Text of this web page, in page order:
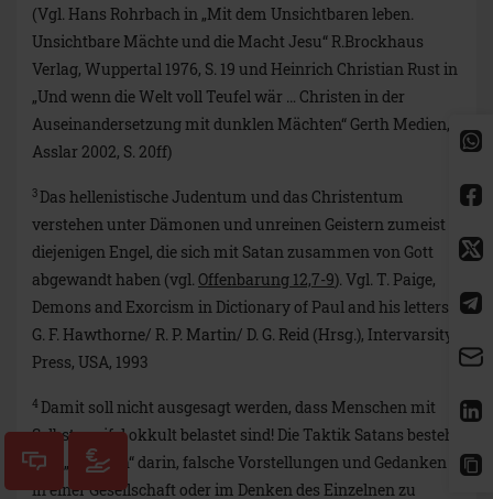
(Vgl. Hans Rohrbach in „Mit dem Unsichtbaren leben.
Unsichtbare Mächte und die Macht Jesu“ R.Brockhaus
Verlag, Wuppertal 1976, S. 19 und Heinrich Christian Rust in
„Und wenn die Welt voll Teufel wär … Christen in der
Auseinandersetzung mit dunklen Mächten“ Gerth Medien,
Asslar 2002, S. 20ff)
3 Das hellenistische Judentum und das Christentum
verstehen unter Dämonen und unreinen Geistern zumeist
diejenigen Engel, die sich mit Satan zusammen von Gott
abgewandt haben (vgl. Offenbarung 12,7-9). Vgl. T. Paige,
Demons and Exorcism in Dictionary of Paul and his letters,
G. F. Hawthorne/ R. P. Martin/ D. G. Reid (Hrsg.), Intervarsity
Press, USA, 1993
4 Damit soll nicht ausgesagt werden, dass Menschen mit
Selbstzweifel okkult belastet sind! Die Taktik Satans besteht
hier „lediglich“ darin, falsche Vorstellungen und Gedanken
in einer Gesellschaft oder im Denken des Einzelnen zu